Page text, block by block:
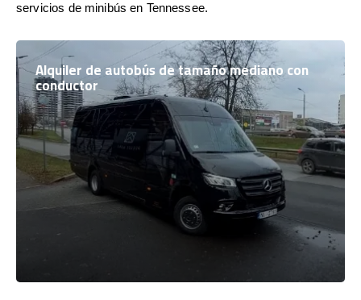
servicios de minibús en Tennessee.
Alquiler de autobús de tamaño mediano con
conductor